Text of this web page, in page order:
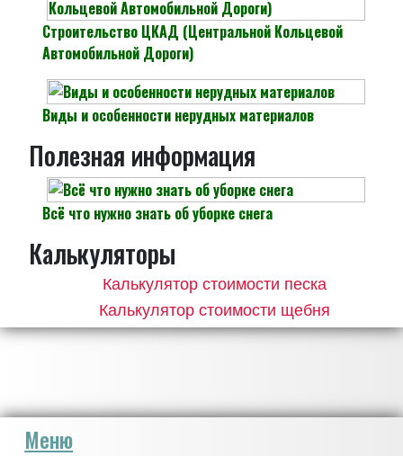
Строительство ЦКАД (Центральной Кольцевой
Автомобильной Дороги)
Виды и особенности нерудных материалов
Полезная информация
Всё что нужно знать об уборке снега
Калькуляторы
Калькулятор стоимости песка
Калькулятор стоимости щебня
Меню